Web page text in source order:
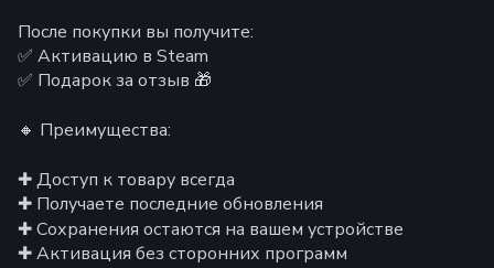
После покупки вы получите:
✅ Активацию в Steam
✅ Подарок за отзыв 🎁
🔸 Преимущества:
✚ Доступ к товару всегда
✚ Получаете последние обновления
✚ Сохранения остаются на вашем устройстве
✚ Активация без сторонних программ